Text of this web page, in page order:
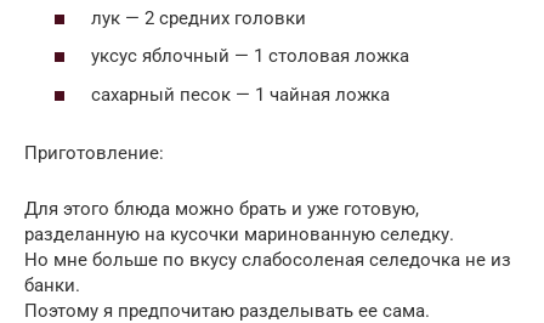
лук — 2 средних головки
уксус яблочный — 1 столовая ложка
сахарный песок — 1 чайная ложка
Приготовление:
Для этого блюда можно брать и уже готовую,
разделанную на кусочки маринованную селедку.
Но мне больше по вкусу слабосоленая селедочка не из
банки.
Поэтому я предпочитаю разделывать ее сама.